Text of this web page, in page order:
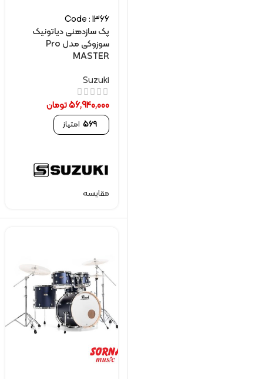
Code : 1366
پک سازدهنی دیاتونیک
سوزوکی مدل Pro
MASTER
Suzuki
56,940,000تومان
569 امتیاز
مقایسه